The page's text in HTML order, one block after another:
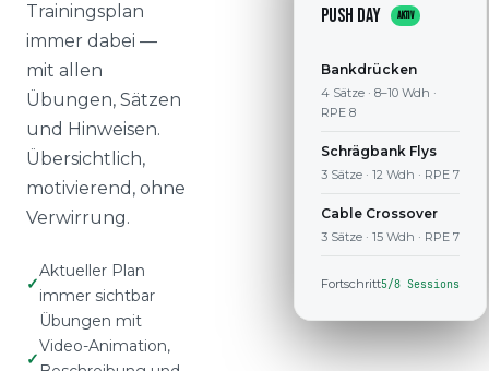
Trainingsplan
immer dabei —
mit allen
Übungen, Sätzen
und Hinweisen.
Übersichtlich,
motivierend, ohne
Verwirrung.
Aktueller Plan
immer sichtbar
Übungen mit
Video-Animation,
Push Day AKTIV
Bankdrücken
4 Sätze · 8–10 Wdh ·
RPE 8
Schrägbank Flys
3 Sätze · 12 Wdh · RPE 7
Cable Crossover
3 Sätze · 15 Wdh · RPE 7
Fortschritt5/8 Sessions